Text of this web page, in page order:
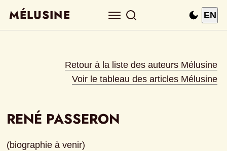
MÉLUSINE EN
Retour à la liste des auteurs Mélusine
Voir le tableau des articles Mélusine
RENÉ PASSERON
(biographie à venir)